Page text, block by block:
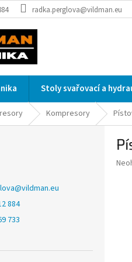
radka.perglova@vildman.eu
Stoly svařovací a
Kompresory
@vildman.eu
884
733